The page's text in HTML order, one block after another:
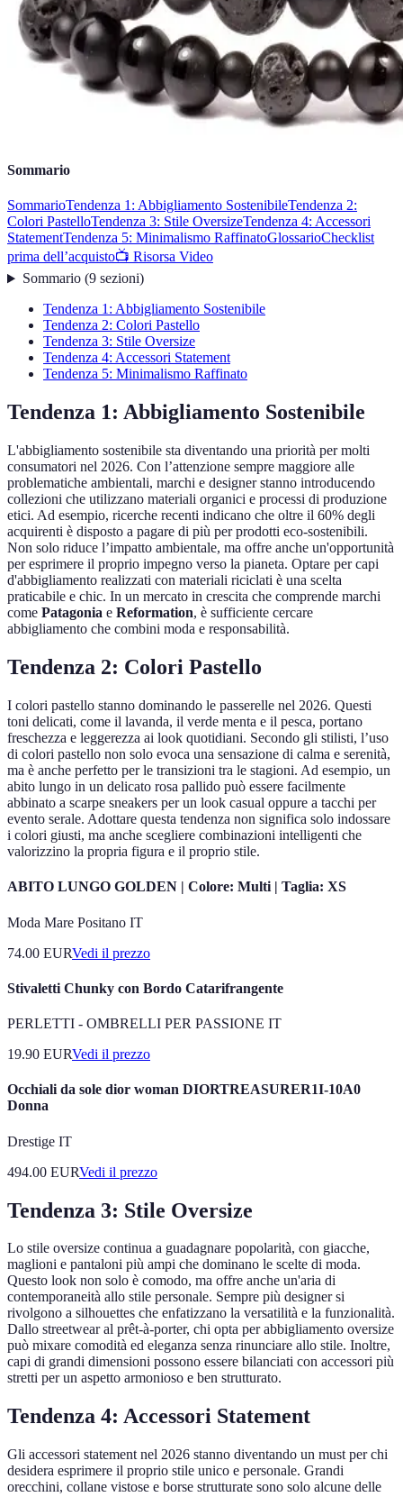
Sommario
SommarioTendenza 1: Abbigliamento SostenibileTendenza 2:
Colori PastelloTendenza 3: Stile OversizeTendenza 4: Accessori
StatementTendenza 5: Minimalismo RaffinatoGlossarioChecklist
prima dell’acquisto📺 Risorsa Video
Sommario(9 sezioni)
Tendenza 1: Abbigliamento Sostenibile
Tendenza 2: Colori Pastello
Tendenza 3: Stile Oversize
Tendenza 4: Accessori Statement
Tendenza 5: Minimalismo Raffinato
Tendenza 1: Abbigliamento Sostenibile
L'abbigliamento sostenibile sta diventando una priorità per molti
consumatori nel 2026. Con l’attenzione sempre maggiore alle
problematiche ambientali, marchi e designer stanno introducendo
collezioni che utilizzano materiali organici e processi di produzione
etici. Ad esempio, ricerche recenti indicano che oltre il 60% degli
acquirenti è disposto a pagare di più per prodotti eco-sostenibili.
Non solo riduce l’impatto ambientale, ma offre anche un'opportunità
per esprimere il proprio impegno verso la pianeta. Optare per capi
d'abbigliamento realizzati con materiali riciclati è una scelta
praticabile e chic. In un mercato in crescita che comprende marchi
come Patagonia e Reformation, è sufficiente cercare
abbigliamento che combini moda e responsabilità.
Tendenza 2: Colori Pastello
I colori pastello stanno dominando le passerelle nel 2026. Questi
toni delicati, come il lavanda, il verde menta e il pesca, portano
freschezza e leggerezza ai look quotidiani. Secondo gli stilisti, l’uso
di colori pastello non solo evoca una sensazione di calma e serenità,
ma è anche perfetto per le transizioni tra le stagioni. Ad esempio, un
abito lungo in un delicato rosa pallido può essere facilmente
abbinato a scarpe sneakers per un look casual oppure a tacchi per
evento serale. Adottare questa tendenza non significa solo indossare
i colori giusti, ma anche scegliere combinazioni intelligenti che
valorizzino la propria figura e il proprio stile.
ABITO LUNGO GOLDEN | Colore: Multi | Taglia: XS
Moda Mare Positano IT
74.00 EURVedi il prezzo
Stivaletti Chunky con Bordo Catarifrangente
PERLETTI - OMBRELLI PER PASSIONE IT
19.90 EURVedi il prezzo
Occhiali da sole dior woman DIORTREASURER1I-10A0
Donna
Drestige IT
494.00 EURVedi il prezzo
Tendenza 3: Stile Oversize
Lo stile oversize continua a guadagnare popolarità, con giacche,
maglioni e pantaloni più ampi che dominano le scelte di moda.
Questo look non solo è comodo, ma offre anche un'aria di
contemporaneità allo stile personale. Sempre più designer si
rivolgono a silhouettes che enfatizzano la versatilità e la funzionalità.
Dallo streetwear al prêt-à-porter, chi opta per abbigliamento oversize
può mixare comodità ed eleganza senza rinunciare allo stile. Inoltre,
capi di grandi dimensioni possono essere bilanciati con accessori più
stretti per un aspetto armonioso e ben strutturato.
Tendenza 4: Accessori Statement
Gli accessori statement nel 2026 stanno diventando un must per chi
desidera esprimere il proprio stile unico e personale. Grandi
orecchini, collane vistose e borse strutturate sono solo alcune delle